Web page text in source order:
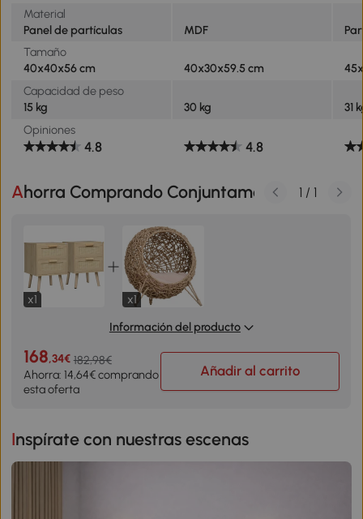
Material
Panel de partículas
MDF
Tamaño
40x40x56 cm
40x30x59.5 cm
Capacidad de peso
15 kg
30 kg
31
Opiniones
4.8 4.8
Ahorra Comprando Conjuntamente
x1
x1
Información del producto
168,34€ 182,98€
Ahorra: 14,64€ comprando
esta oferta
Añadir al carrito
1 / 1
Inspírate con nuestras escenas